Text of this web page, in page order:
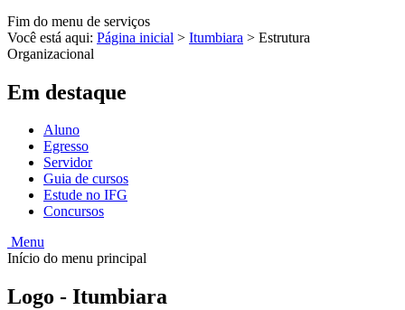
Fim do menu de serviços
Você está aqui: Página inicial > Itumbiara > Estrutura
Organizacional
Em destaque
Aluno
Egresso
Servidor
Guia de cursos
Estude no IFG
Concursos
Menu
Início do menu principal
Logo - Itumbiara